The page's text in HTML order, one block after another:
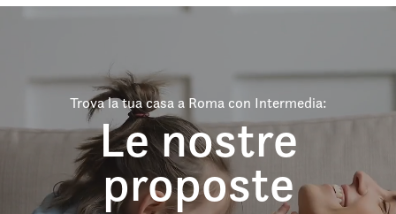
Trova la tua casa a Roma con Intermedia:
Le nostre
proposte